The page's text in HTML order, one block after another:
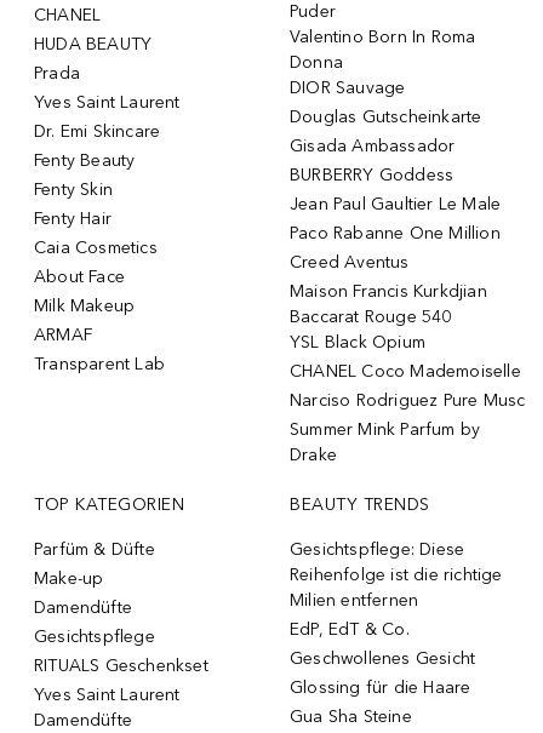
CHANEL
HUDA BEAUTY
Prada
Yves Saint Laurent
Dr. Emi Skincare
Fenty Beauty
Fenty Skin
Fenty Hair
Caia Cosmetics
About Face
Milk Makeup
ARMAF
Transparent Lab
Puder
Valentino Born In Roma
Donna
DIOR Sauvage
Douglas Gutscheinkarte
Gisada Ambassador
BURBERRY Goddess
Jean Paul Gaultier Le Male
Paco Rabanne One Million
Creed Aventus
Maison Francis Kurkdjian
Baccarat Rouge 540
YSL Black Opium
CHANEL Coco Mademoiselle
Narciso Rodriguez Pure Musc
Summer Mink Parfum by
Drake
TOP KATEGORIEN
Parfüm & Düfte
Make-up
Damendüfte
Gesichtspflege
RITUALS Geschenkset
Yves Saint Laurent
Damendüfte
BEAUTY TRENDS
Gesichtspflege: Diese
Reihenfolge ist die richtige
Milien entfernen
EdP, EdT & Co.
Geschwollenes Gesicht
Glossing für die Haare
Gua Sha Steine